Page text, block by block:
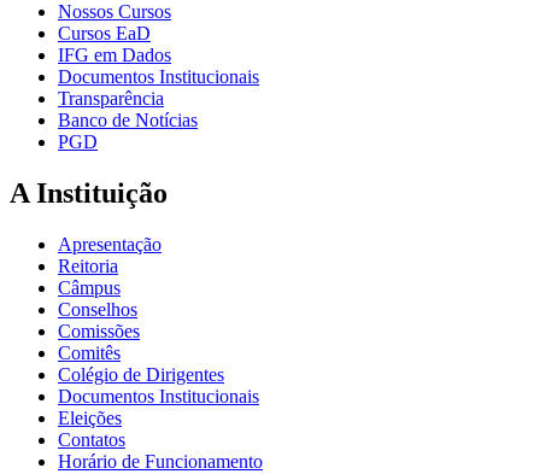
Nossos Cursos
Cursos EaD
IFG em Dados
Documentos Institucionais
Transparência
Banco de Notícias
PGD
A Instituição
Apresentação
Reitoria
Câmpus
Conselhos
Comissões
Comitês
Colégio de Dirigentes
Documentos Institucionais
Eleições
Contatos
Horário de Funcionamento